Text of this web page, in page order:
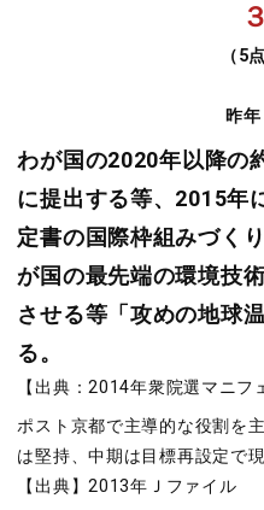
（5
昨
わが国の2020年以降の
に提出する等、2015年
定書の国際枠組みづく
が国の最先端の環境技
させる等「攻めの地球
る。
【出典：2014年衆院選マニフ
ポスト京都で主導的な役割を
は堅持、中期は目標再設定で
【出典】2013年Ｊファイル